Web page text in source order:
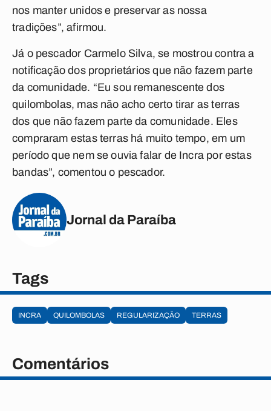
nos manter unidos e preservar as nossa
tradições”, afirmou.
Já o pescador Carmelo Silva, se mostrou contra a
notificação dos proprietários que não fazem parte
da comunidade. “Eu sou remanescente dos
quilombolas, mas não acho certo tirar as terras
dos que não fazem parte da comunidade. Eles
compraram estas terras há muito tempo, em um
período que nem se ouvia falar de Incra por estas
bandas”, comentou o pescador.
Jornal da Paraíba
Tags
INCRA QUILOMBOLAS REGULARIZAÇÃO TERRAS
Comentários